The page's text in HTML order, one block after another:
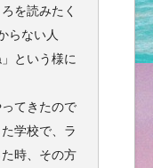
を読みたく
らない人
という様に
てきたので
学校で、ラ
時、その方